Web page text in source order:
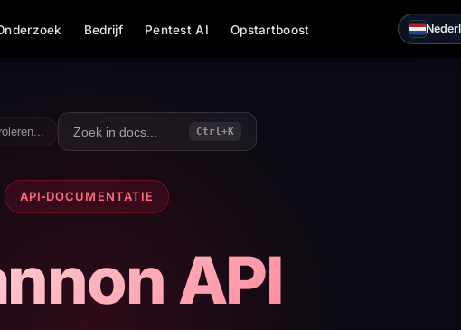
Bedrijf Pentest AI Opstartboost
Zoek in docs... Ctrl+K
API‑DOCUMENTATIE
API